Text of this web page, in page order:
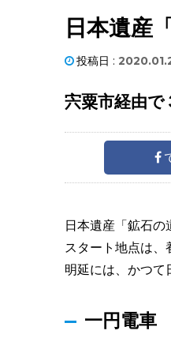
日本遺産
投稿日 :
宍粟市経由で
日本遺産「鉱石
スタート地点は、
明延には、かつて
一円電車